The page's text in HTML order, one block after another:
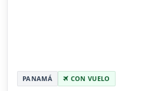
PANAMÁ CON VUELO